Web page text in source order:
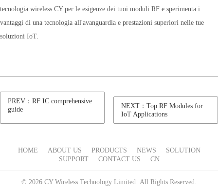
tecnologia wireless CY per le esigenze dei tuoi moduli RF e sperimenta i
vantaggi di una tecnologia all'avanguardia e prestazioni superiori nelle tue
soluzioni IoT.
PREV：RF IC comprehensive
guide
NEXT：Top RF Modules for
IoT Applications
HOME ABOUT US PRODUCTS NEWS
SOLUTION
SUPPORT
CONTACT US CN
© 2026 CY Wireless Technology Limited All Rights Reserved.